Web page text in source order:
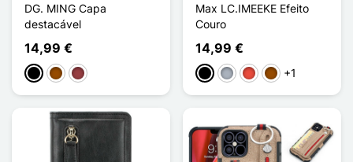
DG. MING Capa
destacável
14,99 €
PretoCastanhoVermelho escuro
Max LC.IMEEKE Efeito
Couro
14,99 €
PretoCinzentoVermelho
Castanho
+1